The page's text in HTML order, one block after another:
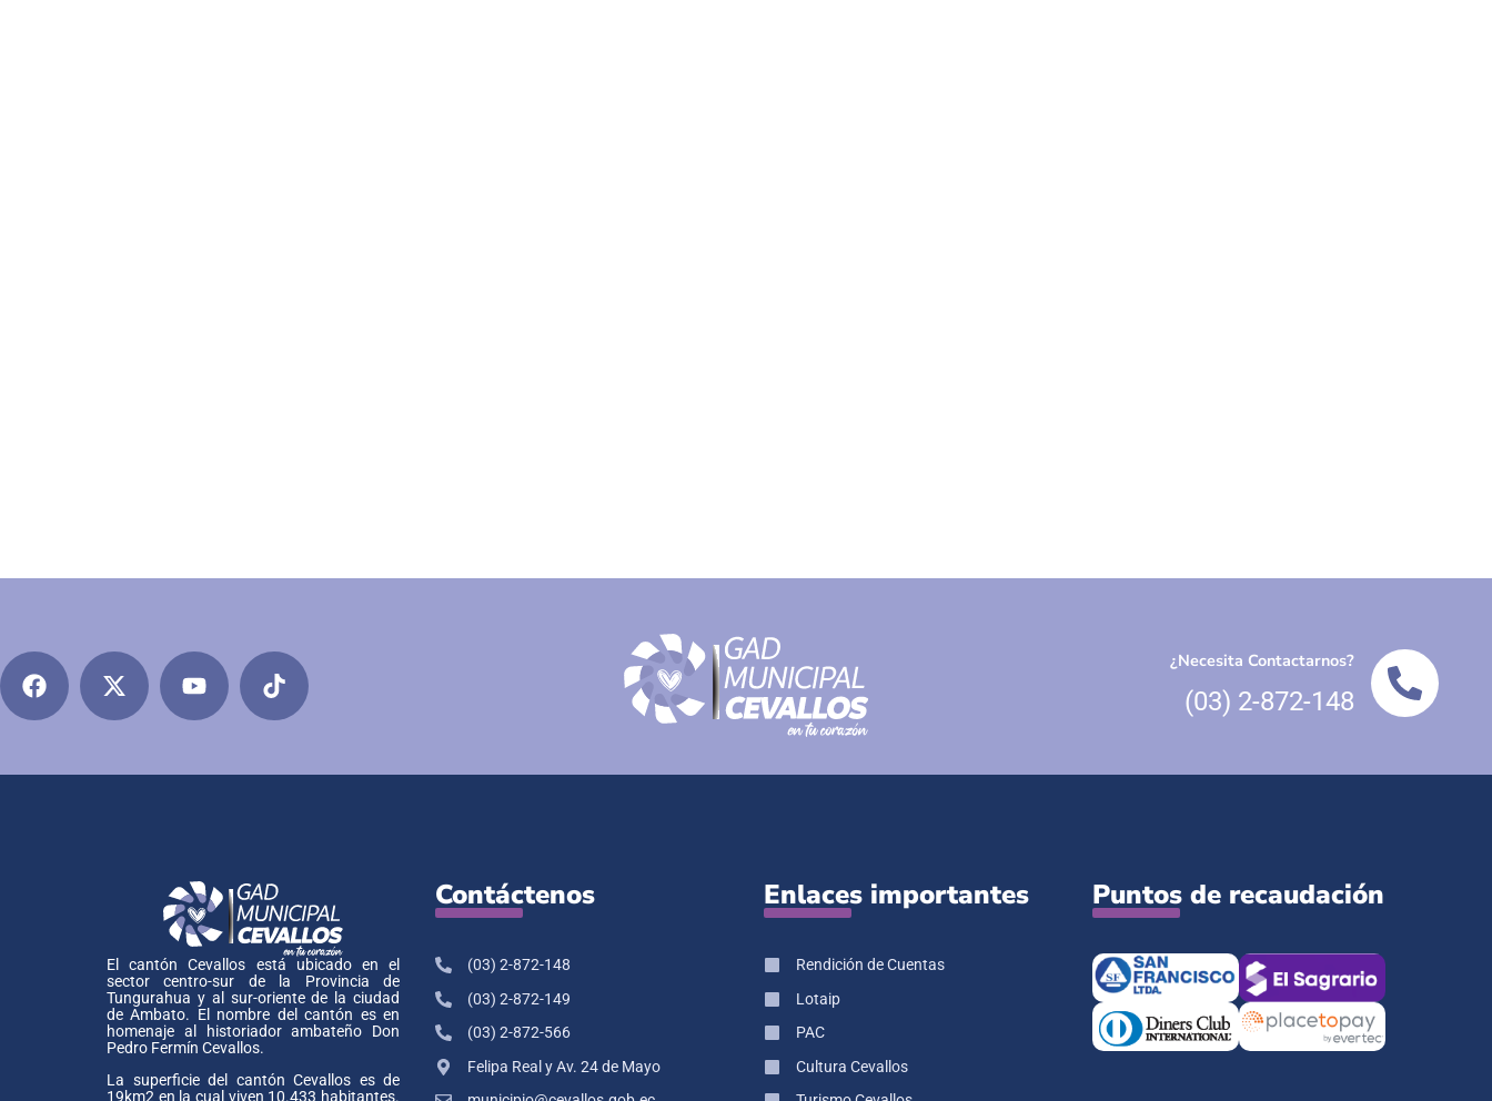
¿Necesita Contactarnos?
(03) 2-872-148
El cantón Cevallos está ubicado en el
sector centro-sur de la Provincia de
Tungurahua y al sur-oriente de la ciudad
de Ambato. El nombre del cantón es en
homenaje al historiador ambateño Don
Pedro Fermín Cevallos.
La superficie del cantón Cevallos es de
Contáctenos
(03) 2-872-148
(03) 2-872-149
(03) 2-872-566
Felipa Real y Av. 24 de Mayo
Enlaces importantes
Rendición de Cuentas
Lotaip
PAC
Cultura Cevallos
Puntos de recaudación